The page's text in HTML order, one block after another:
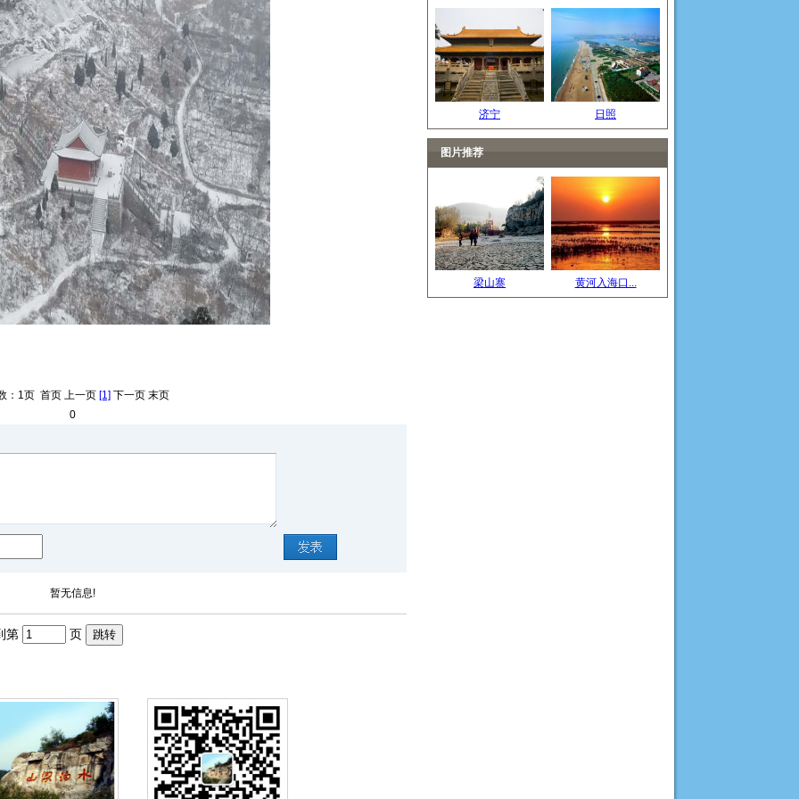
：1页 首页 上一页 [1] 下一页 末页
0
暂无信息!
第 页
济宁 日照
图片推荐
梁山寨 黄河入海口...